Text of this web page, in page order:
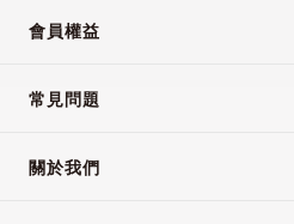
會員權益
常見問題
關於我們